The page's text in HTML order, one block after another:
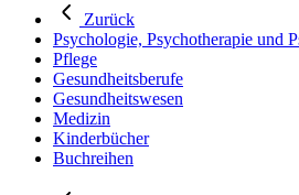
Zurück
Psychologie, Psychotherapie und
Pflege
Gesundheitsberufe
Gesundheitswesen
Medizin
Kinderbücher
Buchreihen